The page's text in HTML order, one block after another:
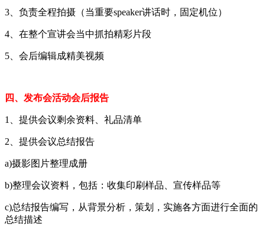
3、负责全程拍摄（当重要speaker讲话时，固定机位）
4、在整个宣讲会当中抓拍精彩片段
5、会后编辑成精美视频
四、发布会活动会后报告
1、提供会议剩余资料、礼品清单
2、提供会议总结报告
a)摄影图片整理成册
b)整理会议资料，包括：收集印刷样品、宣传样品等
c)总结报告编写，从背景分析，策划，实施各方面进行全面的
总结描述